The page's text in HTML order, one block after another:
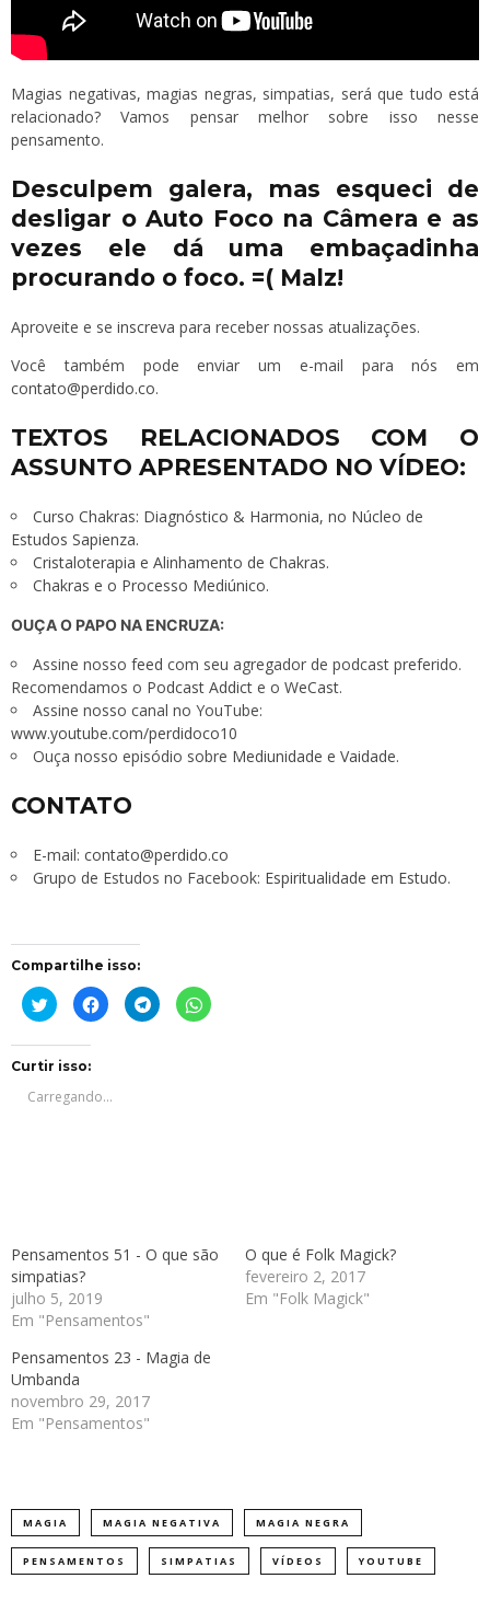
Magias negativas, magias negras, simpatias, será que tudo está
relacionado? Vamos pensar melhor sobre isso nesse
pensamento.
Desculpem galera, mas esqueci de
desligar o Auto Foco na Câmera e as
vezes ele dá uma embaçadinha
procurando o foco. =( Malz!
Aproveite e se inscreva para receber nossas atualizações.
Você também pode enviar um e-mail para nós em
contato@perdido.co.
TEXTOS RELACIONADOS COM O
ASSUNTO APRESENTADO NO VÍDEO:
Curso Chakras: Diagnóstico & Harmonia, no Núcleo de
Estudos Sapienza.
Cristaloterapia e Alinhamento de Chakras.
Chakras e o Processo Mediúnico.
OUÇA O PAPO NA ENCRUZA:
Assine nosso feed com seu agregador de podcast preferido.
Recomendamos o Podcast Addict e o WeCast.
Assine nosso canal no YouTube:
www.youtube.com/perdidoco10
Ouça nosso episódio sobre Mediunidade e Vaidade.
CONTATO
E-mail: contato@perdido.co
Grupo de Estudos no Facebook: Espiritualidade em Estudo.
Compartilhe isso:
Clique
para
compartilhar
em
janela)
Clique
para
compartilhar
janela)
Clique
para
compartilhar
Clique
para
Curtir isso:
Carregando...
Pensamentos 51 - O que são
simpatias?
julho 5, 2019
Em "Pensamentos"
O que é Folk Magick?
fevereiro 2, 2017
Em "Folk Magick"
Pensamentos 23 - Magia de
Umbanda
novembro 29, 2017
Em "Pensamentos"
MAGIA MAGIA NEGATIVA MAGIA NEGRA
PENSAMENTOS SIMPATIAS VÍDEOS YOUTUBE